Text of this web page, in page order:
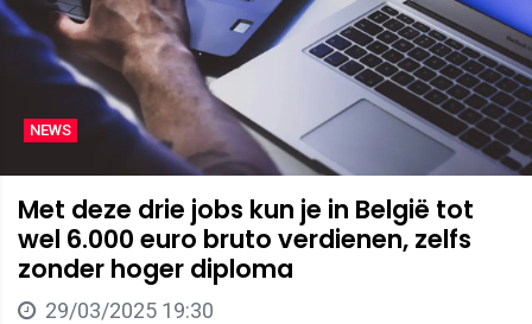
NEWS
Met deze drie jobs kun je in België tot
wel 6.000 euro bruto verdienen, zelfs
zonder hoger diploma
29/03/2025 19:30